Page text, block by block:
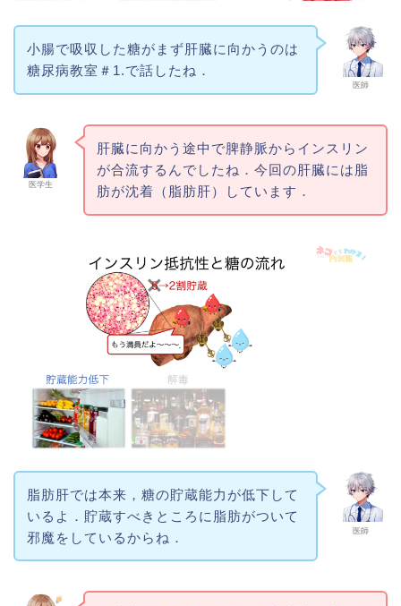
医師
小腸で吸収した糖がまず肝臓に向かうのは
糖尿病教室＃1.で話したね．
医学生
肝臓に向かう途中で脾静脈からインスリン
が合流するんでしたね．今回の肝臓には脂
肪が沈着（脂肪肝）しています．
医師
脂肪肝では本来，糖の貯蔵能力が低下して
いるよ．貯蔵すべきところに脂肪がついて
邪魔をしているからね．